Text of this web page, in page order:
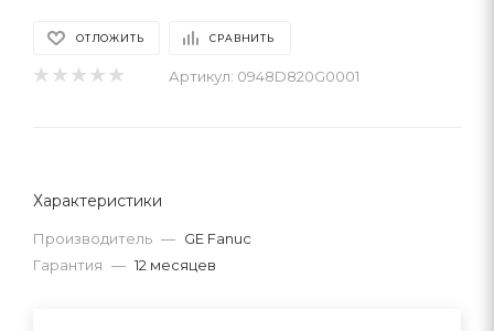
ОТЛОЖИТЬ СРАВНИТЬ
Артикул: 0948D820G0001
Характеристики
Производитель — GE Fanuc
Гарантия — 12 месяцев